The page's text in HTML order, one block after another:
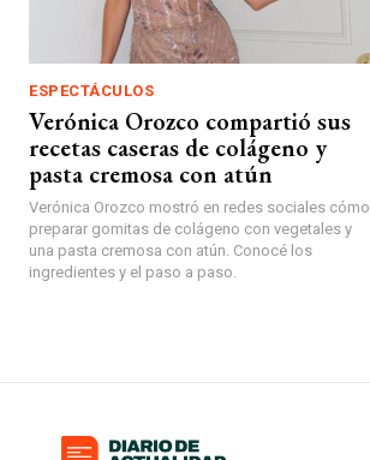
ESPECTÁCULOS
Verónica Orozco compartió sus
recetas caseras de colágeno y
pasta cremosa con atún
Verónica Orozco mostró en redes sociales cómo
preparar gomitas de colágeno con vegetales y
una pasta cremosa con atún. Conocé los
ingredientes y el paso a paso.